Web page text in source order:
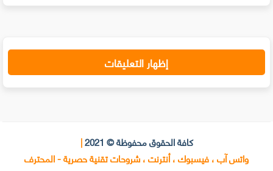
إظهار التعليقات
كافة الحقوق محفوظة © 2021 |
واتس آب ، فيسبوك ، أنترنت ، شروحات تقنية حصرية - المحترف